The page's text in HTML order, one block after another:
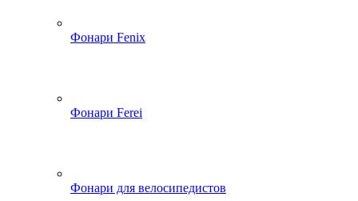
Фонари Fenix
Фонари Ferei
Фонари для велосипедистов